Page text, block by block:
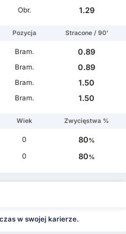
Obr. 1.29
Pozycja Stracone / 90'
Bram.
0.89
Bram.
0.89
Bram.
1.50
Bram. 1.50
Wiek Zwycięstwa %
0 80%
0 80%
w swojej karierze.